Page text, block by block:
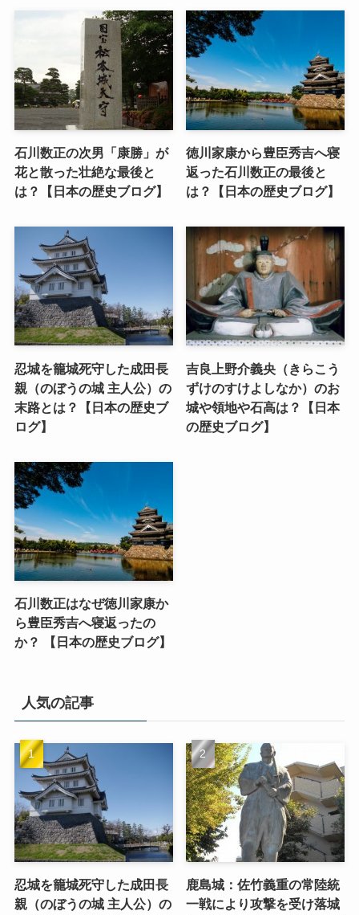
石川数正の次男「康勝」が
花と散った壮絶な最後と
は？【日本の歴史ブログ】
徳川家康から豊臣秀吉へ寝
返った石川数正の最後と
は？【日本の歴史ブログ】
忍城を籠城死守した成田長
親（のぼうの城 主人公）の
末路とは？【日本の歴史ブ
ログ】
吉良上野介義央（きらこう
ずけのすけよしなか）のお
城や領地や石高は？【日本
の歴史ブログ】
石川数正はなぜ徳川家康か
ら豊臣秀吉へ寝返ったの
か？ 【日本の歴史ブログ】
人気の記事
忍城を籠城死守した成田長
親（のぼうの城 主人公）の
鹿島城：佐竹義重の常陸統
一戦により攻撃を受け落城